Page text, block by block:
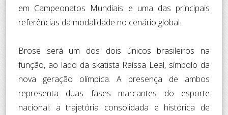
em Campeonatos Mundiais e uma das principais
referências da modalidade no cenário global.
Brose será um dos dois únicos brasileiros na
função, ao lado da skatista Raíssa Leal, símbolo da
nova geração olímpica. A presença de ambos
representa duas fases marcantes do esporte
nacional: a trajetória consolidada e histórica de